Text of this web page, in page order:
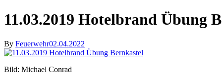
11.03.2019 Hotelbrand Übung
By Feuerwehr02.04.2022
Bild: Michael Conrad